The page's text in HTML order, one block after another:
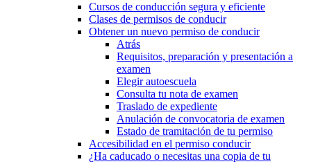
Cursos de conducción segura y eficiente
Clases de permisos de conducir
Obtener un nuevo permiso de conducir
Atrás
Requisitos, preparación y presentación a
examen
Elegir autoescuela
Consulta tu nota de examen
Traslado de expediente
Anulación de convocatoria de examen
Estado de tramitación de tu permiso
Accesibilidad en el permiso conducir
¿Ha caducado o necesitas una copia de tu